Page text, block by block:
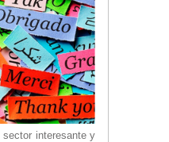
sector interesante y